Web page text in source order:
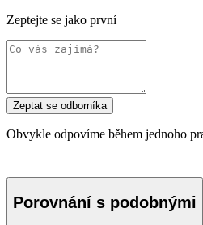
Zeptejte se jako první
Zeptat se odborníka
Obvykle odpovíme během jednoho
Porovnání s podobnými